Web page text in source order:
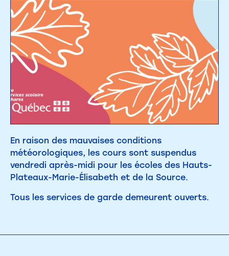
En raison des mauvaises conditions
météorologiques, les cours sont suspendus
vendredi après-midi pour les écoles des Hauts-
Plateaux-Marie-Élisabeth et de la Source.
Tous les services de garde demeurent ouverts.